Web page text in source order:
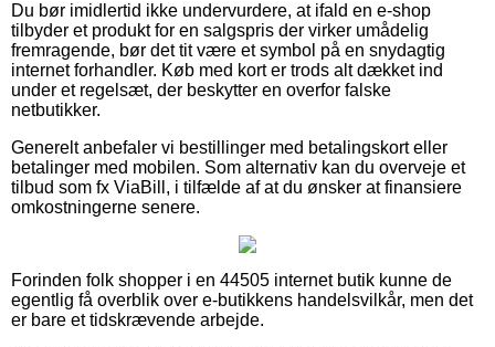
Du bør imidlertid ikke undervurdere, at ifald en e-shop
tilbyder et produkt for en salgspris der virker umådelig
fremragende, bør det tit være et symbol på en snydagtig
internet forhandler. Køb med kort er trods alt dækket ind
under et regelsæt, der beskytter en overfor falske
netbutikker.
Generelt anbefaler vi bestillinger med betalingskort eller
betalinger med mobilen. Som alternativ kan du overveje et
tilbud som fx ViaBill, i tilfælde af at du ønsker at finansiere
omkostningerne senere.
Forinden folk shopper i en 44505 internet butik kunne de
egentlig få overblik over e-butikkens handelsvilkår, men det
er bare et tidskrævende arbejde.